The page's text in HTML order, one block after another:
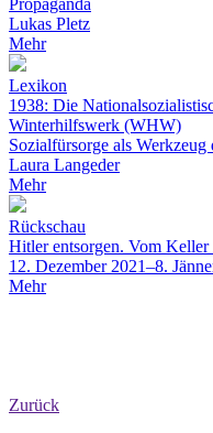
Lukas Pletz
Mehr
Lexikon
1938: Die
Winterhilfswerk (WHW)
Sozialfürsorge als Werkzeug
Laura Langeder
Mehr
Rückschau
Hitler entsorgen. Vom Keller
12. Dezember 2021–8.
Mehr
Zurück